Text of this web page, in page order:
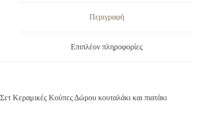
Περιγραφή
Επιπλέον πληροφορίες
Σετ Κεραμικές Κούπες Δώρου κουταλάκι και πιατάκι